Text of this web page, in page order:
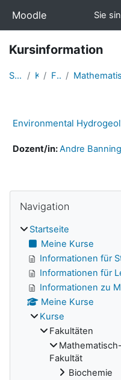
Moodle Sie
Kursinformation
Startseite Kurse Fakultäten
Environmental
Dozent/in:Andre Banning
Navigation
Startseite
Meine Kurse
Informationen für
Informationen für
Informationen zu
Meine Kurse
Kurse
Fakultäten
Fakultät
Biochemie